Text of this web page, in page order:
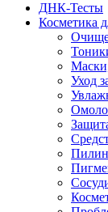
ДНК-Тесты
Косметика
Уход